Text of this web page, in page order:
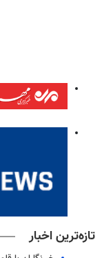
تازه‌ترین اخبار